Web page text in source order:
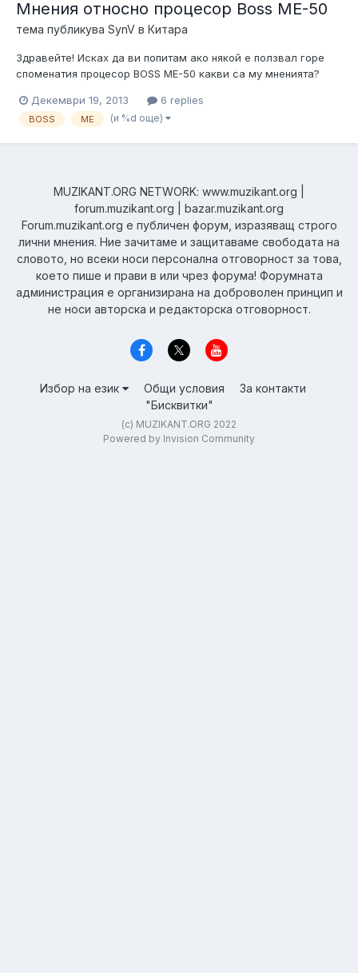
Мнения относно процесор Boss ME-50
тема публикува SynV в Китара
Здравейте! Исках да ви попитам ако някой е ползвал горе
споменатия процесор BOSS ME-50 какви са му мненията?
че не съм я видял. Та да това е ако някой има някакви
впечатления моля нека ги сподели и благодаря
Декември 19, 2013 6 replies
BOSS ME (и %d още)
MUZIKANT.ORG NETWORK: www.muzikant.org |
forum.muzikant.org | bazar.muzikant.org
Forum.muzikant.org е публичен форум, изразяващ строго
лични мнения. Ние зачитаме и защитаваме свободата на
словото, но всеки носи персонална отговорност за това,
което пише и прави в или чрез форума! Форумната
администрация е организирана на доброволен принцип и
не носи авторска и редакторска отговорност.
Избор на език Общи условия
За контакти
"Бисквитки"
(c) MUZIKANT.ORG 2022
Powered by Invision Community